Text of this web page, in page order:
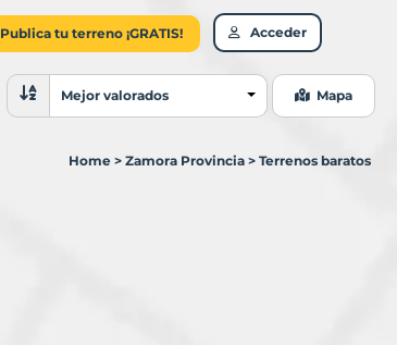
Publica tu terreno ¡GRATIS! Acceder
Ordenar resultados
Mejor valorados Mapa
Home > Zamora Provincia > Terrenos baratos